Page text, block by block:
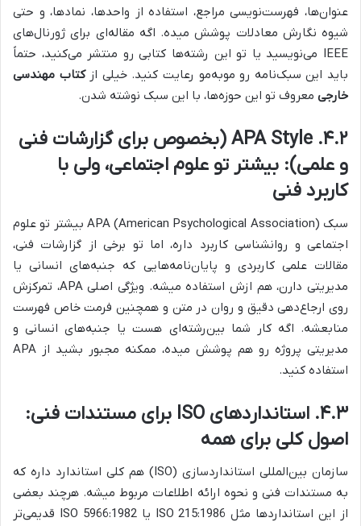
عنوان‌ها، فهرست‌نویسی مراجع، استفاده از واحدها، نمادها، و حتی
شیوه نگارش معادلات پوشش میده. اگه مقاله‌ای برای ژورنال‌های
IEEE می‌نویسید یا تو این رشته‌ها کتابی رو منتشر می‌کنید، حتماً
باید این سبک‌نامه رو موبه‌مو رعایت کنید. خیلی ازکتاب مهندسی
خارجی معروف تو این حوزه‌ها، با این سبک نوشته شدن.
۴.۲. APA Style (بخصوص برای گزارشات فنی
و علمی): بیشتر تو علوم اجتماعی، ولی با
کاربرد فنی
سبک APA (American Psychological Association) بیشتر تو علوم
اجتماعی و روانشناسی کاربرد داره، اما تو برخی از گزارشات فنی،
مقالات علمی کاربردی و پایان‌نامه‌هایی که جنبه‌های انسانی یا
مدیریتی دارن، هم ازش استفاده میشه. ویژگی اصلی APA، تمرکزش
روی ارجاع‌دهی دقیق و روان در متن و همچنین فرمت خاص فهرست
منابعشه. اگه کار شما بین‌رشته‌ای هست یا جنبه‌های انسانی و
مدیریتی پروژه رو هم پوشش میده، ممکنه مجبور بشید از APA
استفاده کنید.
۴.۳. استانداردهای ISO برای مستندات فنی:
اصول کلی برای همه
سازمان بین‌المللی استانداردسازی (ISO) هم کلی استاندارد داره که
به مستندات فنی و نحوه ارائه اطلاعات مربوط میشه. هرچند بعضی
از این استانداردها مثل ISO 215:1986 یا ISO 5966:1982 قدیمی‌تر